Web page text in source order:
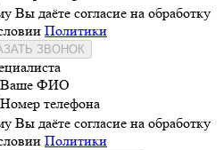
Вы даёте согласие на обработку
Политики
ЗВОНОК
Ваше ФИО
Номер телефона
Вы даёте согласие на обработку
Политики